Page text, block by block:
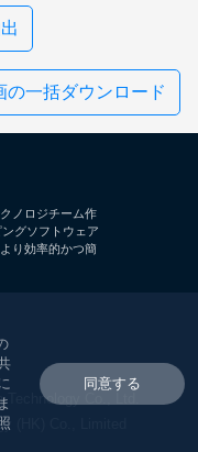
の一括ダウンロード
ノロジチーム作
グソフトウェア
り効率的かつ簡
Co., Ltd.
(HK) Co., Limited
同意する